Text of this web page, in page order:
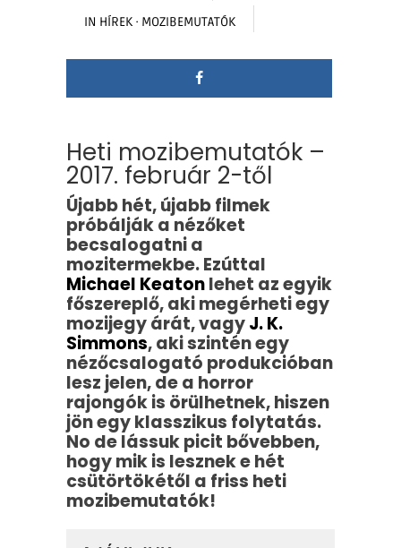
IN HÍREK · MOZIBEMUTATÓK
Heti mozibemutatók –
2017. február 2-től
Újabb hét, újabb filmek
próbálják a nézőket
becsalogatni a
mozitermekbe. Ezúttal
Michael Keatonlehet az egyik
főszereplő, aki megérheti egy
mozijegy árát, vagyJ. K.
Simmons, aki szintén egy
nézőcsalogató produkcióban
lesz jelen, de a horror
rajongók is örülhetnek, hiszen
jön egy klasszikus folytatás.
No de lássuk picit bővebben,
hogy mik is lesznek e hét
csütörtökétől a friss heti
mozibemutatók!